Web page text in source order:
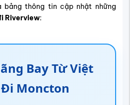
bảng thông tin cập nhật những
Riverview:
Bay Từ Việt
Moncton